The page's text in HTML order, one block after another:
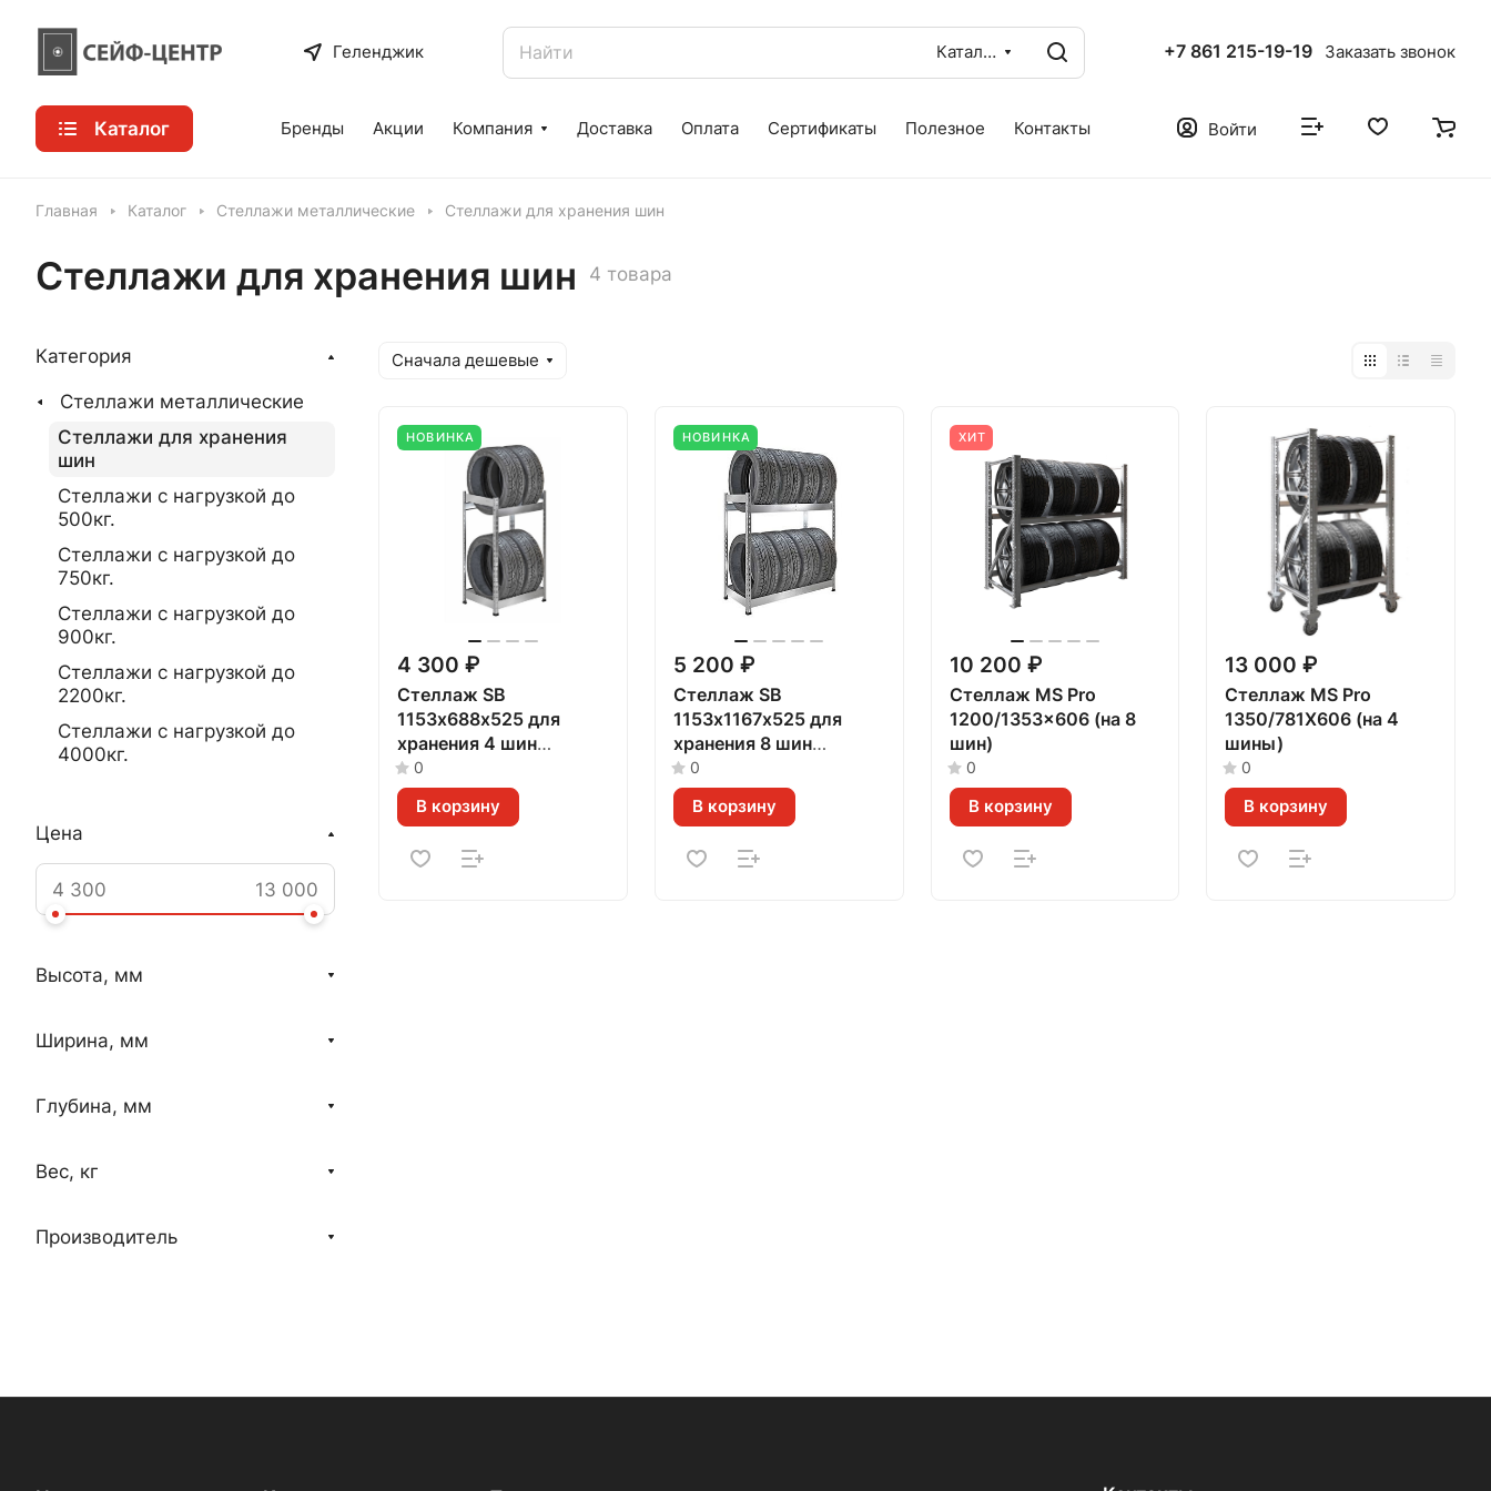
Геленджик Каталог +7 861 215-19-19 Заказать звонок
Каталог Бренды Акции Компания Доставка Оплата Сертификаты Полезное Контакты Войти
Главная Каталог Стеллажи металлические Стеллажи для хранения шин
Стеллажи для хранения шин 4 товара
Сначала дешевые
НОВИНКА
4 300 ₽
Стеллаж SB
1153х688х525 для
хранения 4 шин
(оцинкованный)
0
В корзину
НОВИНКА
5 200 ₽
Стеллаж SB
1153х1167х525 для
хранения 8 шин
(оцинкованный)
0
В корзину
ХИТ
10 200 ₽
Стеллаж MS Pro
1200/1353x606 (на 8
шин)
0
В корзину
13 000 ₽
Стеллаж MS Pro
1350/781X606 (на 4
шины)
0
В корзину
Категория
Стеллажи металлические
Стеллажи для хранения
шин
Стеллажи с нагрузкой до
500кг.
Стеллажи с нагрузкой до
750кг.
Стеллажи с нагрузкой до
900кг.
Стеллажи с нагрузкой до
2200кг.
Стеллажи с нагрузкой до
4000кг.
Цена
Высота, мм
Ширина, мм
Глубина, мм
Вес, кг
Производитель